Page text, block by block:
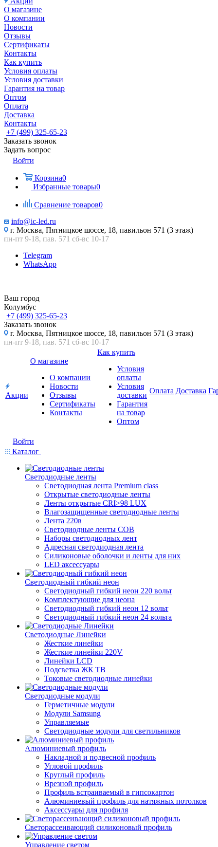
О магазине
О компании
Новости
Отзывы
Сертификаты
Контакты
Как купить
Условия оплаты
Условия доставки
Гарантия на товар
Оптом
Оплата
Доставка
Контакты
+7 (499) 325-65-23
Заказать звонок
Задать вопрос
Войти
Корзина0
Избранные товары0
Сравнение товаров0
info@ic-led.ru
г. Москва, Пятницкое шоссе, 18, павильон 571 (3 этаж)
пн-пт 9-18, пав. 571 сб-вс 10-17
Telegram
WhatsApp
Ваш город
Колумбус
+7 (499) 325-65-23
Заказать звонок
г. Москва, Пятницкое шоссе, 18, павильон 571 (3 этаж)
пн-пт 9-18, пав. 571 сб-вс 10-17
Акции
О магазине
О компании
Новости
Отзывы
Сертификаты
Контакты
Как купить
Условия
оплаты
Условия
доставки
Гарантия
на товар
Оптом
Оплата Доставка
Войти
Каталог
Светодиодные ленты
Светодиодная лента Premium class
Открытые светодиодные ленты
Ленты открытые CRI>98 LUX
Влагозащищенные светодиодные ленты
Лента 220в
Светодиодные ленты COB
Наборы светодиодных лент
Адресная светодиодная лента
Силиконовые оболочки и ленты для них
LED аксессуары
Светодиодный гибкий неон
Светодиодный гибкий неон 220 вольт
Комплектующие для неона
Светодиодный гибкий неон 12 вольт
Светодиодный гибкий неон 24 вольта
Светодиодные Линейки
Жесткие линейки
Жесткие линейки 220V
Линейки LCD
Подсветка ЖК ТВ
Токовые светодиодные линейки
Светодиодные модули
Герметичные модули
Модули Samsung
Управляемые
Светодиодные модули для светильников
Алюминиевый профиль
Накладной и подвесной профиль
Угловой профиль
Круглый профиль
Врезной профиль
Профиль встраиваемый в гипсокартон
Алюминиевый профиль для натяжных потолков
Аксессуары для профиля
Светорассеивающий силиконовый профиль
Управление светом